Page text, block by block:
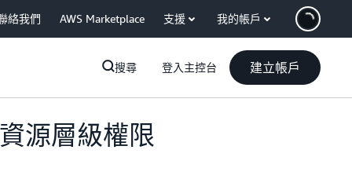
絡我們 AWS Marketplace 支援 我的帳戶
搜尋 登入主控台 建立帳戶
源層級權限